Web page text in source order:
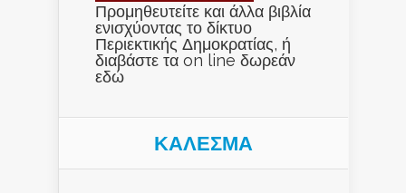
Προμηθευτείτε και άλλα βιβλία
ενισχύοντας το δίκτυο
Περιεκτικής Δημοκρατίας, ή
διαβάστε τα on line δωρεάν
εδώ
ΚΑΛΕΣΜΑ